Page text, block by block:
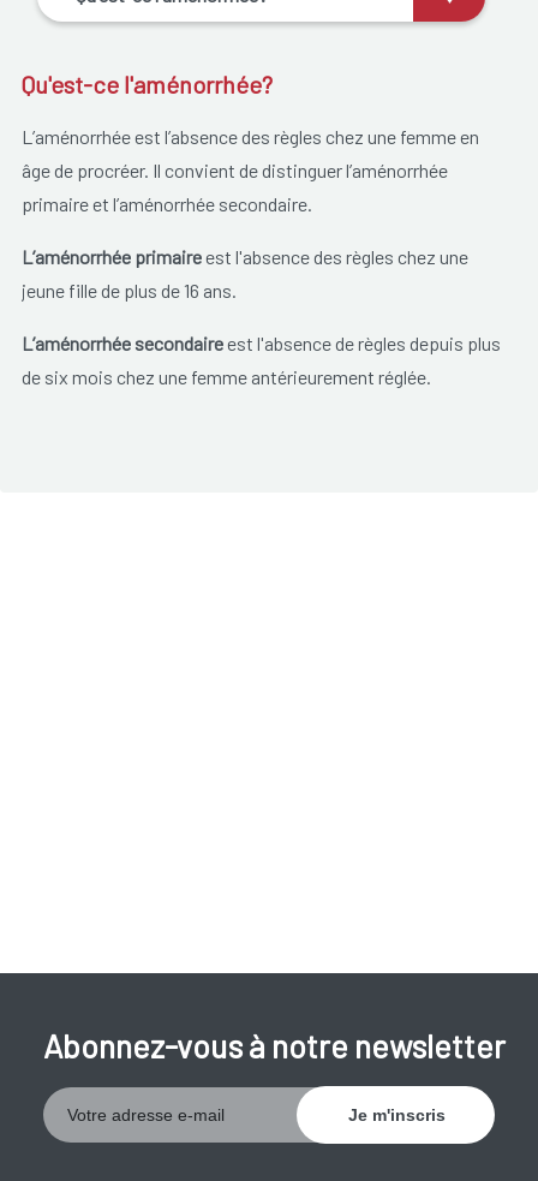
Qu'est-ce l'aménorrhée?
L’aménorrhée est l’absence des règles chez une femme en
âge de procréer. Il convient de distinguer l’aménorrhée
primaire et l’aménorrhée secondaire.
L’aménorrhée primaireest l'absence des règles chez une
jeune fille de plus de 16 ans.
L’aménorrhée secondaireest l'absence de règles depuis plus
de six mois chez une femme antérieurement réglée.
Abonnez-vous à notre newsletter